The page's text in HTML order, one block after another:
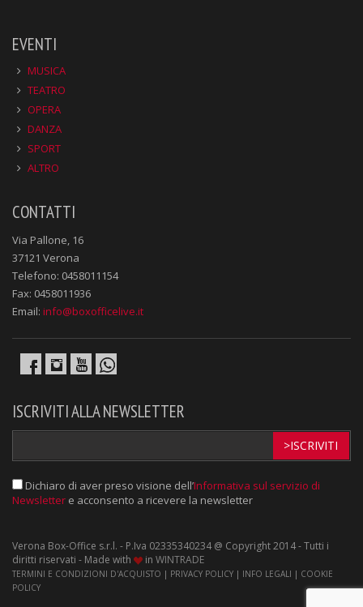
EVENTI
MUSICA
TEATRO
OPERA
DANZA
SPORT
ALTRO
CONTATTI
Via Pallone, 16
37121 Verona
Telefono: 0458011154
Fax: 0458011936
Email: info@boxofficelive.it
ISCRIVITI ALLA NEWSLETTER
>ISCRIVITI
Dichiaro di aver preso visione dell’Informativa sul servizio di
Newsletter e acconsento a ricevere la newsletter
Verona Box-Office s.r.l. - P.Iva 02335340234 @ Copyright 2014 - Tutti i
diritti riservati - Made with
in WINTRADE
TERMINI E CONDIZIONI D'ACQUISTO | PRIVACY POLICY | INFO LEGALI | COOKIE
POLICY